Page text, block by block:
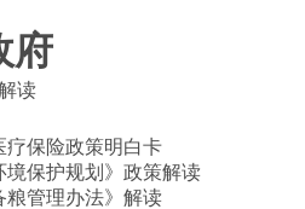
读
疗保险政策明白卡
境保护规划》政策解读
粮管理办法》解读